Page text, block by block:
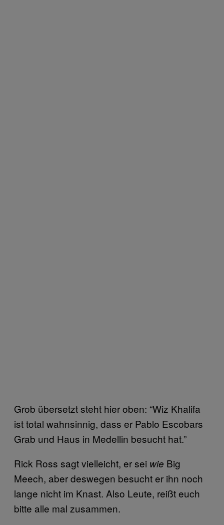
Grob übersetzt steht hier oben: “Wiz Khalifa
ist total wahnsinnig, dass er Pablo Escobars
Grab und Haus in Medellin besucht hat.”
Rick Ross sagt vielleicht, er sei wie Big
Meech, aber deswegen besucht er ihn noch
lange nicht im Knast. Also Leute, reißt euch
bitte alle mal zusammen.